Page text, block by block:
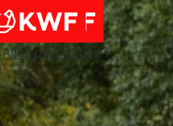
Alles over acties